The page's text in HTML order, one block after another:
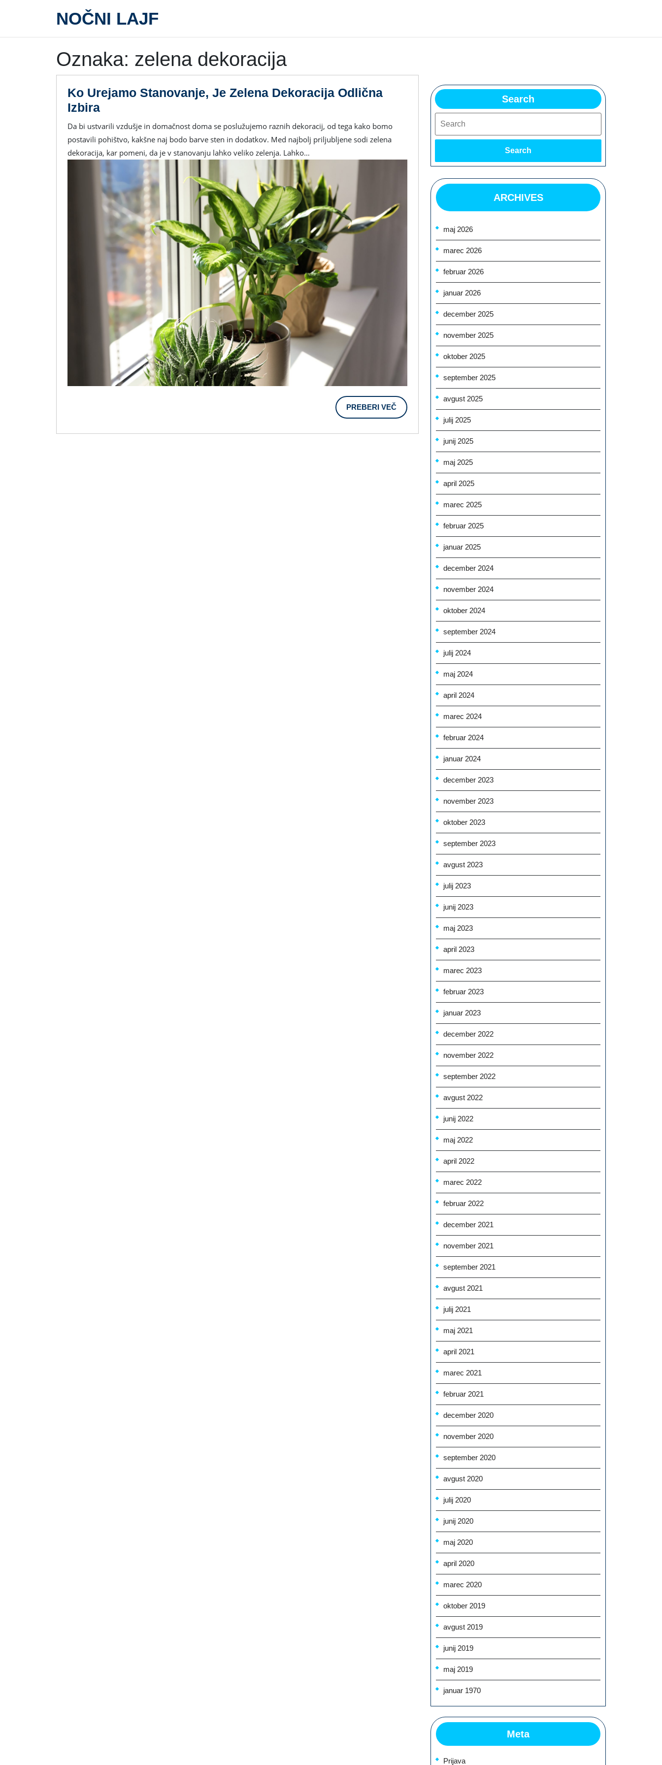
NOČNI LAJF
Oznaka: zelena dekoracija
Ko Urejamo Stanovanje, Je Zelena Dekoracija Odlična
IzbiraKo
Urejamo
Stanovanje,
Je
Dekoracija
Odlična
Izbira
Da bi ustvarili vzdušje in domačnost doma se poslužujemo raznih dekoracij, od tega kako bomo
postavili pohištvo, kakšne naj bodo barve sten in dodatkov. Med najbolj priljubljene sodi zelena
dekoracija, kar pomeni, da je v stanovanju lahko veliko zelenja. Lahko…
PREBERI VEČPREBERI
VEČ
Search
Search
ARCHIVES
maj 2026
marec 2026
februar 2026
januar 2026
december 2025
november 2025
oktober 2025
september 2025
avgust 2025
julij 2025
junij 2025
maj 2025
april 2025
marec 2025
februar 2025
januar 2025
december 2024
november 2024
oktober 2024
september 2024
julij 2024
maj 2024
april 2024
marec 2024
februar 2024
januar 2024
december 2023
november 2023
oktober 2023
september 2023
avgust 2023
julij 2023
junij 2023
maj 2023
april 2023
marec 2023
februar 2023
januar 2023
december 2022
november 2022
september 2022
avgust 2022
junij 2022
maj 2022
april 2022
marec 2022
februar 2022
december 2021
november 2021
september 2021
avgust 2021
julij 2021
maj 2021
april 2021
marec 2021
februar 2021
december 2020
november 2020
september 2020
avgust 2020
julij 2020
junij 2020
maj 2020
april 2020
marec 2020
oktober 2019
avgust 2019
junij 2019
maj 2019
januar 1970
Meta
Prijava